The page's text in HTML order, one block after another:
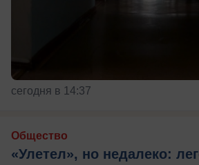
сегодня в 14:37
Общество
«Улетел», но недалеко: